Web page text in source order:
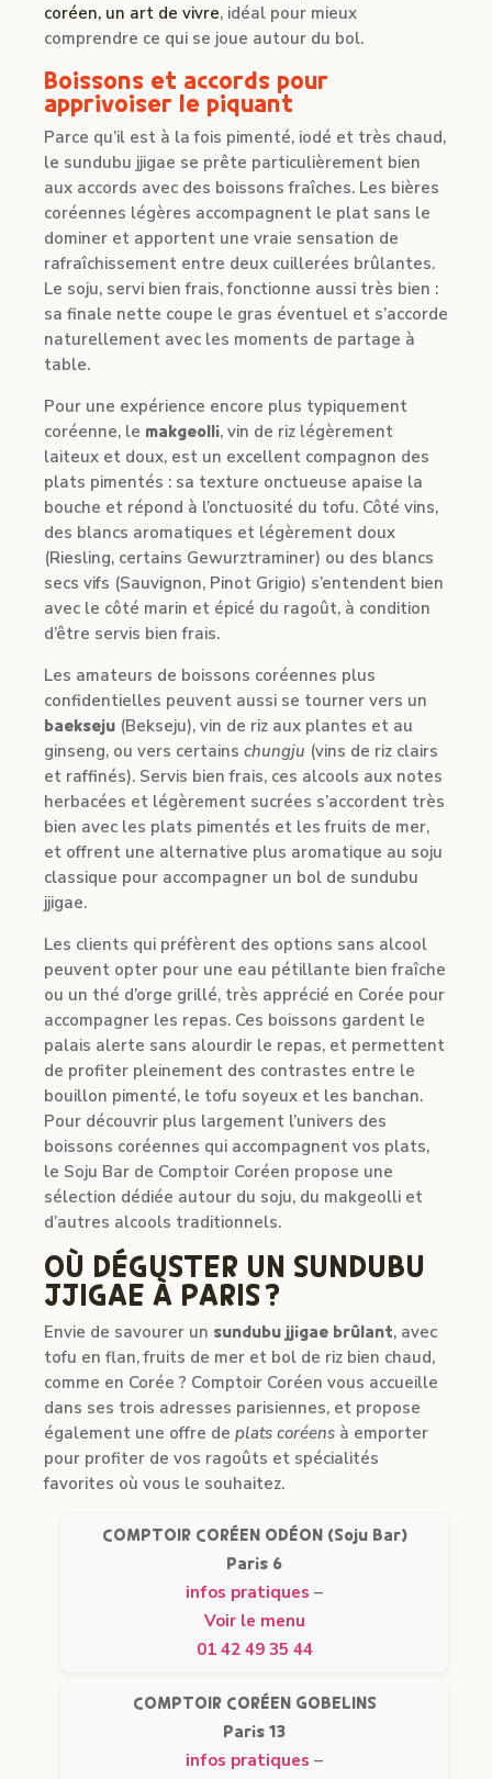
coréen, un art de vivre, idéal pour mieux
comprendre ce qui se joue autour du bol.
Boissons et accords pour
apprivoiser le piquant
Parce qu’il est à la fois pimenté, iodé et très chaud,
le sundubu jjigae se prête particulièrement bien
aux accords avec des boissons fraîches. Les bières
coréennes légères accompagnent le plat sans le
dominer et apportent une vraie sensation de
rafraîchissement entre deux cuillerées brûlantes.
Le soju, servi bien frais, fonctionne aussi très bien :
sa finale nette coupe le gras éventuel et s’accorde
naturellement avec les moments de partage à
table.
Pour une expérience encore plus typiquement
coréenne, le makgeolli, vin de riz légèrement
laiteux et doux, est un excellent compagnon des
plats pimentés : sa texture onctueuse apaise la
bouche et répond à l’onctuosité du tofu. Côté vins,
des blancs aromatiques et légèrement doux
(Riesling, certains Gewurztraminer) ou des blancs
secs vifs (Sauvignon, Pinot Grigio) s’entendent bien
avec le côté marin et épicé du ragoût, à condition
d’être servis bien frais.
Les amateurs de boissons coréennes plus
confidentielles peuvent aussi se tourner vers un
baekseju (Bekseju), vin de riz aux plantes et au
ginseng, ou vers certains chungju (vins de riz clairs
et raffinés). Servis bien frais, ces alcools aux notes
herbacées et légèrement sucrées s’accordent très
bien avec les plats pimentés et les fruits de mer,
et offrent une alternative plus aromatique au soju
classique pour accompagner un bol de sundubu
jjigae.
Les clients qui préfèrent des options sans alcool
peuvent opter pour une eau pétillante bien fraîche
ou un thé d’orge grillé, très apprécié en Corée pour
accompagner les repas. Ces boissons gardent le
palais alerte sans alourdir le repas, et permettent
de profiter pleinement des contrastes entre le
bouillon pimenté, le tofu soyeux et les banchan.
Pour découvrir plus largement l’univers des
boissons coréennes qui accompagnent vos plats,
le Soju Bar de Comptoir Coréen propose une
sélection dédiée autour du soju, du makgeolli et
d’autres alcools traditionnels.
OÙ DÉGUSTER UN SUNDUBU
JJIGAE À PARIS ?
Envie de savourer un sundubu jjigae brûlant, avec
tofu en flan, fruits de mer et bol de riz bien chaud,
comme en Corée ? Comptoir Coréen vous accueille
dans ses trois adresses parisiennes, et propose
également une offre de plats coréens à emporter
pour profiter de vos ragoûts et spécialités
favorites où vous le souhaitez.
COMPTOIR CORÉEN ODÉON (Soju Bar)
Paris 6
infos pratiques –
Voir le menu
01 42 49 35 44
COMPTOIR CORÉEN GOBELINS
Paris 13
infos pratiques –